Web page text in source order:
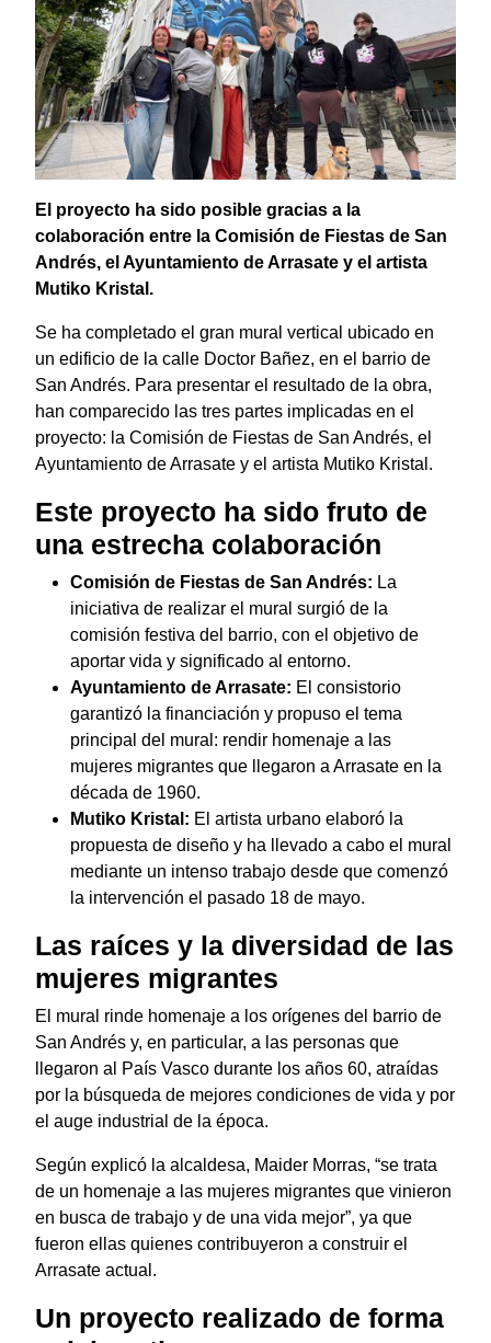
El proyecto ha sido posible gracias a la
colaboración entre la Comisión de Fiestas de San
Andrés, el Ayuntamiento de Arrasate y el artista
Mutiko Kristal.
Se ha completado el gran mural vertical ubicado en
un edificio de la calle Doctor Bañez, en el barrio de
San Andrés. Para presentar el resultado de la obra,
han comparecido las tres partes implicadas en el
proyecto: la Comisión de Fiestas de San Andrés, el
Ayuntamiento de Arrasate y el artista Mutiko Kristal.
Este proyecto ha sido fruto de
una estrecha colaboración
Comisión de Fiestas de San Andrés: La
iniciativa de realizar el mural surgió de la
comisión festiva del barrio, con el objetivo de
aportar vida y significado al entorno.
Ayuntamiento de Arrasate: El consistorio
garantizó la financiación y propuso el tema
principal del mural: rendir homenaje a las
mujeres migrantes que llegaron a Arrasate en la
década de 1960.
Mutiko Kristal: El artista urbano elaboró la
propuesta de diseño y ha llevado a cabo el mural
mediante un intenso trabajo desde que comenzó
la intervención el pasado 18 de mayo.
Las raíces y la diversidad de las
mujeres migrantes
El mural rinde homenaje a los orígenes del barrio de
San Andrés y, en particular, a las personas que
llegaron al País Vasco durante los años 60, atraídas
por la búsqueda de mejores condiciones de vida y por
el auge industrial de la época.
Según explicó la alcaldesa, Maider Morras, “se trata
de un homenaje a las mujeres migrantes que vinieron
en busca de trabajo y de una vida mejor”, ya que
fueron ellas quienes contribuyeron a construir el
Arrasate actual.
Un proyecto realizado de forma